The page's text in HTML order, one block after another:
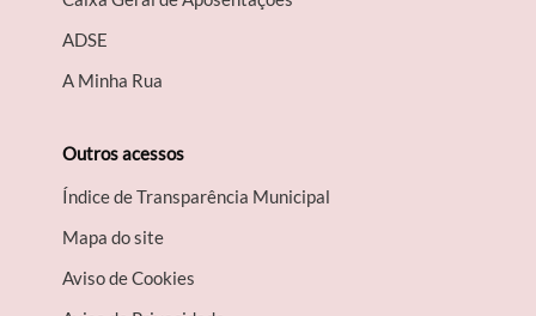
A​DSE
A Minha Rua
Outros acessos
Índice de Transparência Municipal
Mapa do site
Aviso de Cookies